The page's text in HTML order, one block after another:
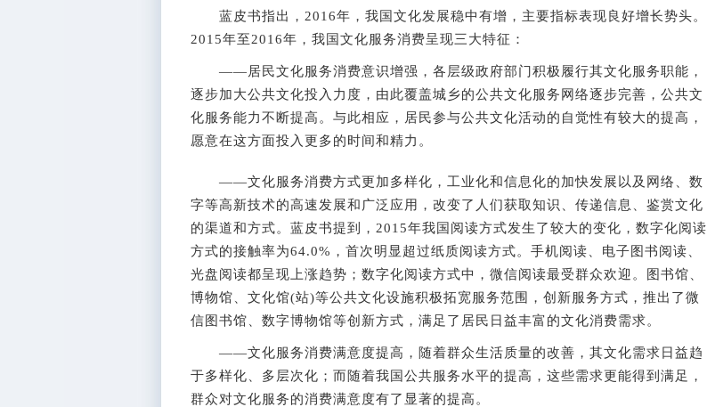
蓝皮书指出，2016年，我国文化发展稳中有增，主要指标表现良好增长势头。
2015年至2016年，我国文化服务消费呈现三大特征：
——居民文化服务消费意识增强，各层级政府部门积极履行其文化服务职能，
逐步加大公共文化投入力度，由此覆盖城乡的公共文化服务网络逐步完善，公共文
化服务能力不断提高。与此相应，居民参与公共文化活动的自觉性有较大的提高，
愿意在这方面投入更多的时间和精力。
——文化服务消费方式更加多样化，工业化和信息化的加快发展以及网络、数
字等高新技术的高速发展和广泛应用，改变了人们获取知识、传递信息、鉴赏文化
的渠道和方式。蓝皮书提到，2015年我国阅读方式发生了较大的变化，数字化阅读
方式的接触率为64.0%，首次明显超过纸质阅读方式。手机阅读、电子图书阅读、
光盘阅读都呈现上涨趋势；数字化阅读方式中，微信阅读最受群众欢迎。图书馆、
博物馆、文化馆(站)等公共文化设施积极拓宽服务范围，创新服务方式，推出了微
信图书馆、数字博物馆等创新方式，满足了居民日益丰富的文化消费需求。
——文化服务消费满意度提高，随着群众生活质量的改善，其文化需求日益趋
于多样化、多层次化；而随着我国公共服务水平的提高，这些需求更能得到满足，
群众对文化服务的消费满意度有了显著的提高。